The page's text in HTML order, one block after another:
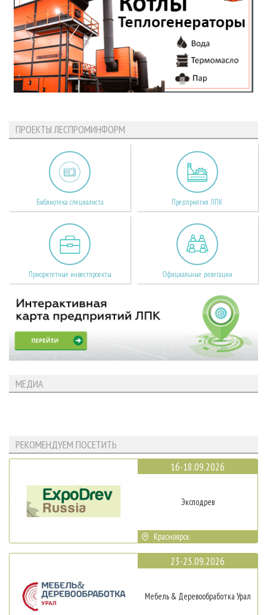
ПРОЕКТЫ ЛЕСПРОМИНФОРМ
Библиотека специалиста Предприятия ЛПК
Приоритетные инвестпроекты Официальные делегации
МЕДИА
РЕКОМЕНДУЕМ ПОСЕТИТЬ
16-18.09.2026
Эксподрев
Красноярск
23-25.09.2026
Мебель & Деревообработка Урал